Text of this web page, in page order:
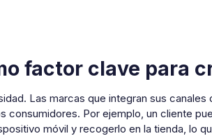
factor clave para
Las marcas que integran sus
consumidores. Por ejemplo, un cliente
móvil y recogerlo en la tienda, lo